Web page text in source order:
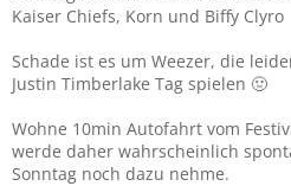
Kaiser Chiefs, Korn und Biffy Clyro
Schade ist es um Weezer, die
Justin Timberlake Tag spielen 🤢
Wohne 10min Autofahrt vom
werde daher wahrscheinlich
Sonntag noch dazu nehme.